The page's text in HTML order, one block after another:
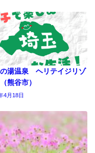
の湯温泉 ヘリテイジリゾ
熊谷市）
4月18日